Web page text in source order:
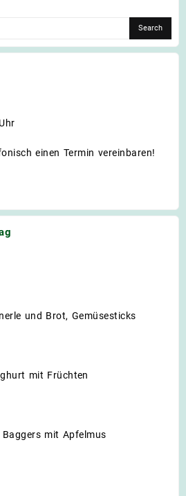
einen Termin vereinbaren!
und Brot, Gemüsesticks
mit Früchten
mit Apfelmus